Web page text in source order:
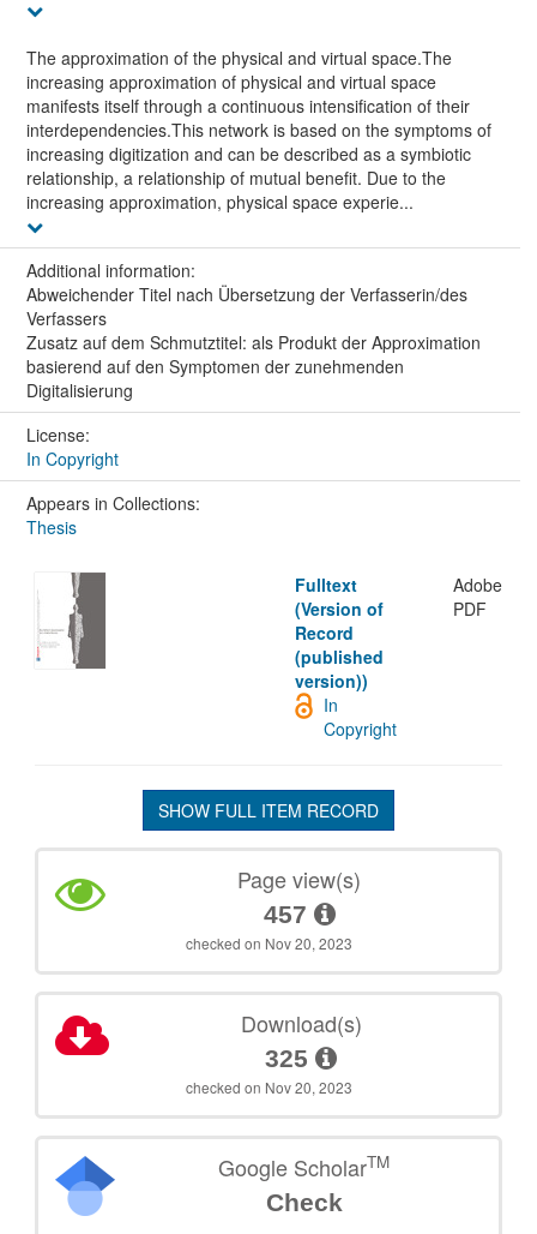
The approximation of the physical and virtual space.The
increasing approximation of physical and virtual space
manifests itself through a continuous intensification of their
interdependencies.This network is based on the symptoms of
increasing digitization and can be described as a symbiotic
relationship, a relationship of mutual benefit. Due to the
increasing approximation, physical space experie...
Additional information:
Abweichender Titel nach Übersetzung der Verfasserin/des
Verfassers
Zusatz auf dem Schmutztitel: als Produkt der Approximation
basierend auf den Symptomen der zunehmenden
Digitalisierung
License:
In Copyright
Appears in Collections:
Thesis
Fulltext
(Version of
Record
(published
version))
Adobe
PDF
In
Copyright
SHOW FULL ITEM RECORD
Page view(s)
457
checked on Nov 20, 2023
Download(s)
325
checked on Nov 20, 2023
Google ScholarTM
Check